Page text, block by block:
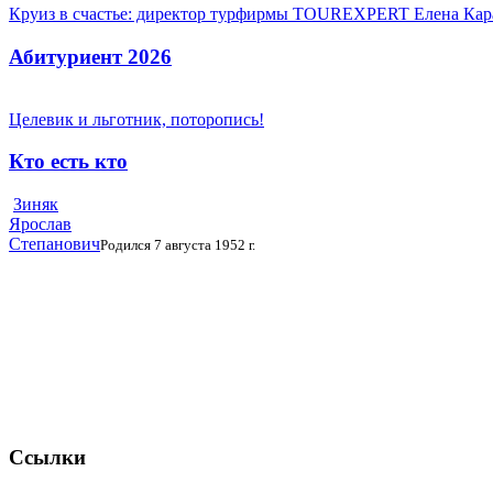
Круиз в счастье: директор турфирмы TOUREXPERT Елена
Абитуриент 2026
Целевик и льготник, поторопись!
Кто есть кто
Зиняк
Ярослав
СтепановичРодился 7 августа 1952 г.
Ссылки